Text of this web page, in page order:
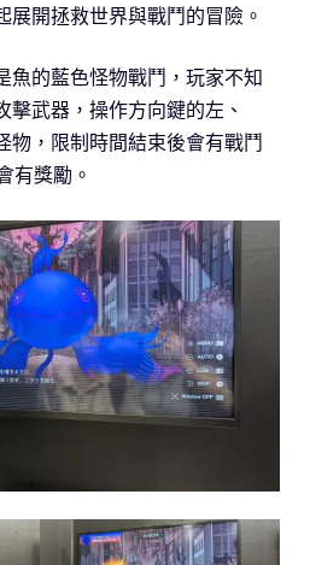
展開拯救世界與戰鬥的冒險。
魚的藍色怪物戰鬥，玩家不知
擊武器，操作方向鍵的左、
物，限制時間結束後會有戰鬥
有獎勵。